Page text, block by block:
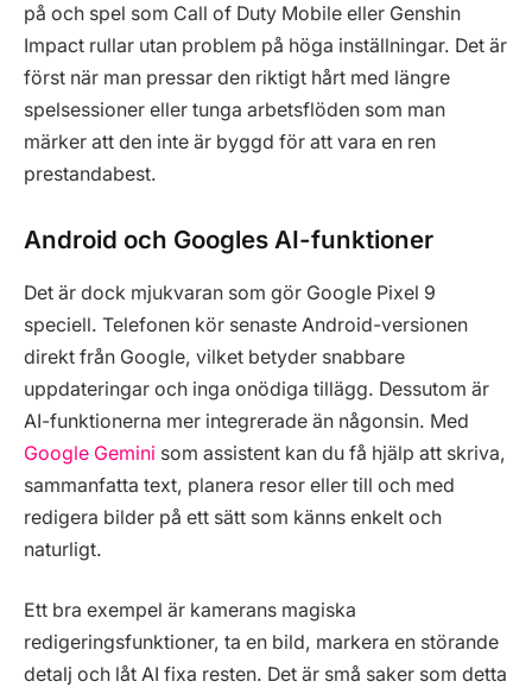
på och spel som Call of Duty Mobile eller Genshin
Impact rullar utan problem på höga inställningar. Det är
först när man pressar den riktigt hårt med längre
spelsessioner eller tunga arbetsflöden som man
märker att den inte är byggd för att vara en ren
prestandabest.
Android och Googles AI-funktioner
Det är dock mjukvaran som gör Google Pixel 9
speciell. Telefonen kör senaste Android-versionen
direkt från Google, vilket betyder snabbare
uppdateringar och inga onödiga tillägg. Dessutom är
AI-funktionerna mer integrerade än någonsin. Med
Google Gemini som assistent kan du få hjälp att skriva,
sammanfatta text, planera resor eller till och med
redigera bilder på ett sätt som känns enkelt och
naturligt.
Ett bra exempel är kamerans magiska
redigeringsfunktioner, ta en bild, markera en störande
detalj och låt AI fixa resten. Det är små saker som detta